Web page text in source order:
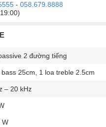
- 058.679.8888
2 đường tiếng
bass 25cm, 1 loa treble 2.5cm
– 20 kHz
W